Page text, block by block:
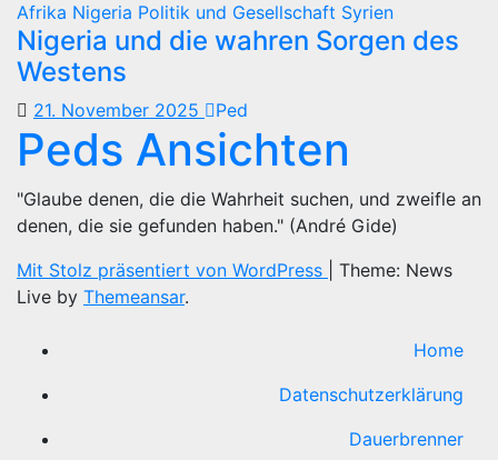
Afrika Nigeria Politik und Gesellschaft Syrien
Nigeria und die wahren Sorgen des
Westens
21. November 2025 Ped
Peds Ansichten
"Glaube denen, die die Wahrheit suchen, und zweifle an
denen, die sie gefunden haben." (André Gide)
Mit Stolz präsentiert von WordPress
Theme: News
Live by Themeansar.
Home
Datenschutzerklärung
Dauerbrenner